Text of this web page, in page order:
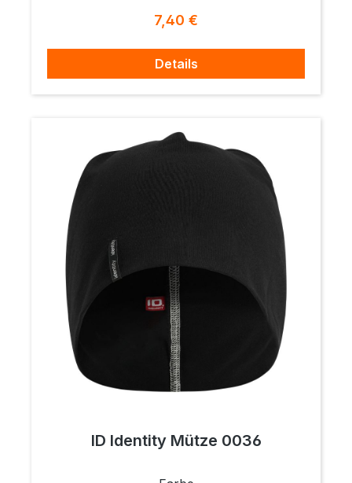
Regulärer Preis:
7,40 €
Details
ID Identity Mütze 0036